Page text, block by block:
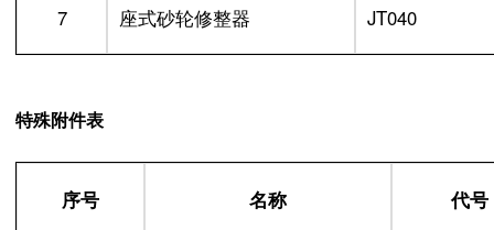
7 座式砂轮修整器 JT040
特殊附件表
序号 名称 代号